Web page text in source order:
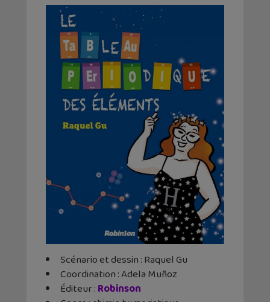
Scénario et dessin : Raquel Gu
Coordination : Adela Muñoz
Éditeur ‏:Robinson